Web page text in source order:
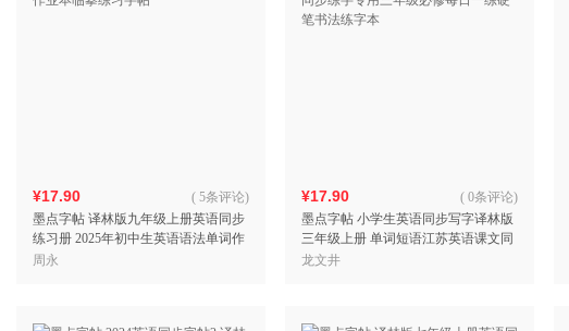
¥17.90
墨点字帖 译林版九年级上册英语同步
练习册 2025年初中生英语语法单词作
业本临摹练习字帖
( 5条评论)
周永
¥17.90
墨点字帖 小学生英语同步写字译林版
三年级上册 单词短语江苏英语课文同
步练字专用三年级必修每日一练硬笔
( 0条评论)
龙文井